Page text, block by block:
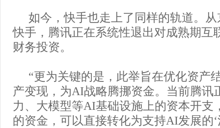
如今，快手也走上了同样的轨道。
快手，腾讯正在系统性退出对成熟期互
财务投资。
“更为关键的是，此举旨在优化资产
产变现，为AI战略腾挪资金。当前腾讯
力、大模型等AI基础设施上的资本开支
的资金，可以直接转化为支持AI发展的